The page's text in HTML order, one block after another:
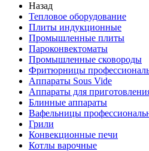
Назад
Тепловое оборудование
Плиты индукционные
Промышленные плиты
Пароконвектоматы
Промышленные сковороды
Фритюрницы
Аппараты Sous Vide
Аппараты для
Блинные аппараты
Вафельницы
Грили
Конвекционные печи
Котлы варочные